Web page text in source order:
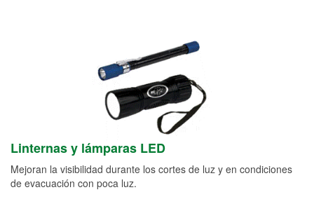
Linternas y lámparas LED
Mejoran la visibilidad durante los cortes de luz y en condiciones
de evacuación con poca luz.